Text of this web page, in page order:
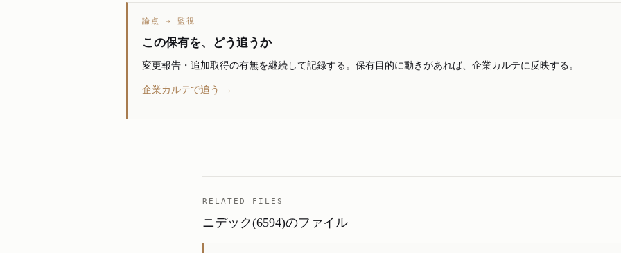
論点 → 監視
この保有を、どう追うか
変更報告・追加取得の有無を継続して記録する。保有目的に動きがあれば、企業カルテに反映する。
企業カルテで追う →
RELATED FILES
ニデック(6594)のファイル